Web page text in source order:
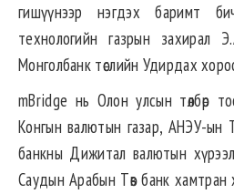
гишүүнээр нэгдэх баримт
технологийн газрын захирал
Монголбанк төслийн Удирдах
mBridge нь Олон улсын төлбөр
Конгын валютын газар, АНЭУ-ын
банкны Дижитал валютын
Саудын Арабын Төв банк хамтран